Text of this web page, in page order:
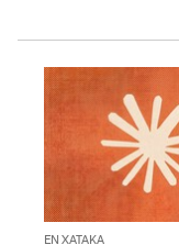
EN XATAKA